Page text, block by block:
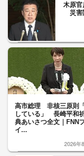
木原官
災害
高市総理 非核三原則
している」 長崎平和
典あいさつ全文｜FNN
イ...
2026年